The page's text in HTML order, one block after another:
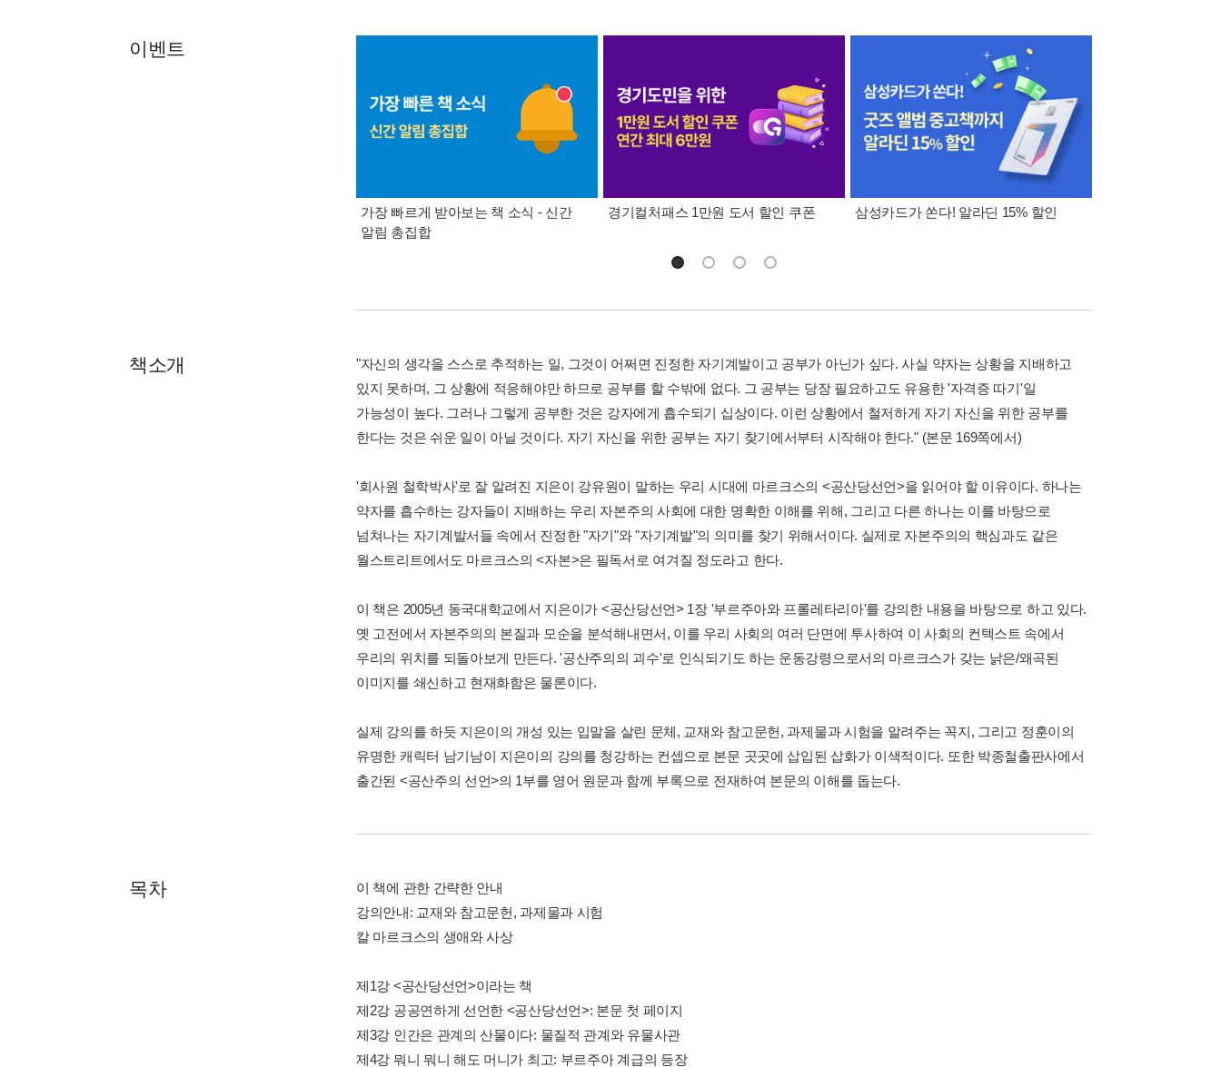
이벤트
가장 빠르게 받아보는 책 소식 - 신간
알림 총집합
경기컬처패스 1만원 도서 할인 쿠폰 삼성카드가 쏜다! 알라딘 15% 할인
책소개
"자신의 생각을 스스로 추적하는 일, 그것이 어쩌면 진정한 자기계발이고 공부가 아닌가 싶다. 사실 약자는 상황을 지배하고
있지 못하며, 그 상황에 적응해야만 하므로 공부를 할 수밖에 없다. 그 공부는 당장 필요하고도 유용한 '자격증 따기'일
가능성이 높다. 그러나 그렇게 공부한 것은 강자에게 흡수되기 십상이다. 이런 상황에서 철저하게 자기 자신을 위한 공부를
한다는 것은 쉬운 일이 아닐 것이다. 자기 자신을 위한 공부는 자기 찾기에서부터 시작해야 한다." (본문 169쪽에서)
'회사원 철학박사'로 잘 알려진 지은이 강유원이 말하는 우리 시대에 마르크스의 <공산당선언>을 읽어야 할 이유이다. 하나는
약자를 흡수하는 강자들이 지배하는 우리 자본주의 사회에 대한 명확한 이해를 위해, 그리고 다른 하나는 이를 바탕으로
넘쳐나는 자기계발서들 속에서 진정한 "자기"와 "자기계발"의 의미를 찾기 위해서이다. 실제로 자본주의의 핵심과도 같은
월스트리트에서도 마르크스의 <자본>은 필독서로 여겨질 정도라고 한다.
이 책은 2005년 동국대학교에서 지은이가 <공산당선언> 1장 '부르주아와 프롤레타리아'를 강의한 내용을 바탕으로 하고 있다.
옛 고전에서 자본주의의 본질과 모순을 분석해내면서, 이를 우리 사회의 여러 단면에 투사하여 이 사회의 컨텍스트 속에서
우리의 위치를 되돌아보게 만든다. '공산주의의 괴수'로 인식되기도 하는 운동강령으로서의 마르크스가 갖는 낡은/왜곡된
이미지를 쇄신하고 현재화함은 물론이다.
실제 강의를 하듯 지은이의 개성 있는 입말을 살린 문체, 교재와 참고문헌, 과제물과 시험을 알려주는 꼭지, 그리고 정훈이의
유명한 캐릭터 남기남이 지은이의 강의를 청강하는 컨셉으로 본문 곳곳에 삽입된 삽화가 이색적이다. 또한 박종철출판사에서
출간된 <공산주의 선언>의 1부를 영어 원문과 함께 부록으로 전재하여 본문의 이해를 돕는다.
목차
이 책에 관한 간략한 안내
강의안내: 교재와 참고문헌, 과제물과 시험
칼 마르크스의 생애와 사상
제1강 <공산당선언>이라는 책
제2강 공공연하게 선언한 <공산당선언>: 본문 첫 페이지
제3강 인간은 관계의 산물이다: 물질적 관계와 유물사관
제4강 뭐니 뭐니 해도 머니가 최고: 부르주아 계급의 등장